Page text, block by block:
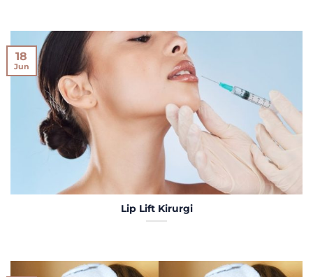
Lip Lift Kirurgi
18
Jun